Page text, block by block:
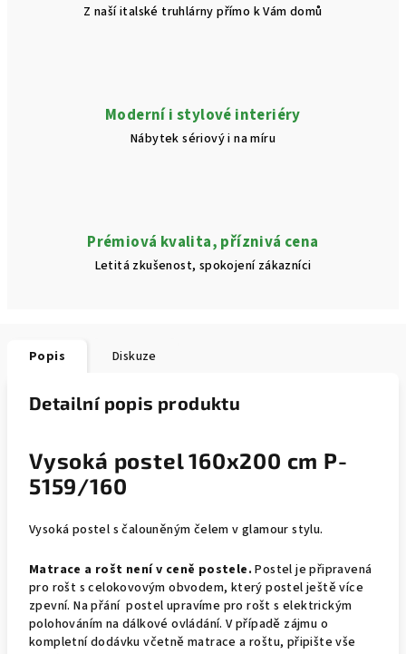
Z naší italské truhlárny přímo k Vám domů
Moderní i stylové interiéry
Nábytek sériový i na míru
Prémiová kvalita, příznivá cena
Letitá zkušenost, spokojení zákazníci
Popis Diskuze
Detailní popis produktu
Vysoká postel 160x200 cm P-
5159/160
Vysoká postel s čalouněným čelem v glamour stylu.
Matrace a rošt není v ceně postele. Postel je připravená
pro rošt s celokovovým obvodem, který postel ještě více
zpevní. Na přání postel upravíme pro rošt s elektrickým
polohováním na dálkové ovládání. V případě zájmu o
kompletní dodávku včetně matrace a roštu, připište vše